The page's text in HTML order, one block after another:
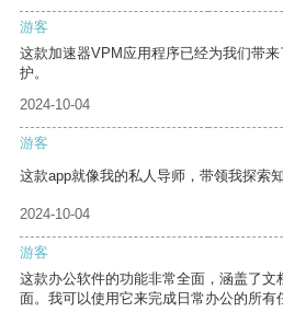
游客
这款加速器VPM应用程序已经为我们带
护。
2024-10-04
游客
这款app就像我的私人导师，带领我探索知
2024-10-04
游客
这款办公软件的功能非常全面，涵盖了
面。我可以使用它来完成日常办公的所有